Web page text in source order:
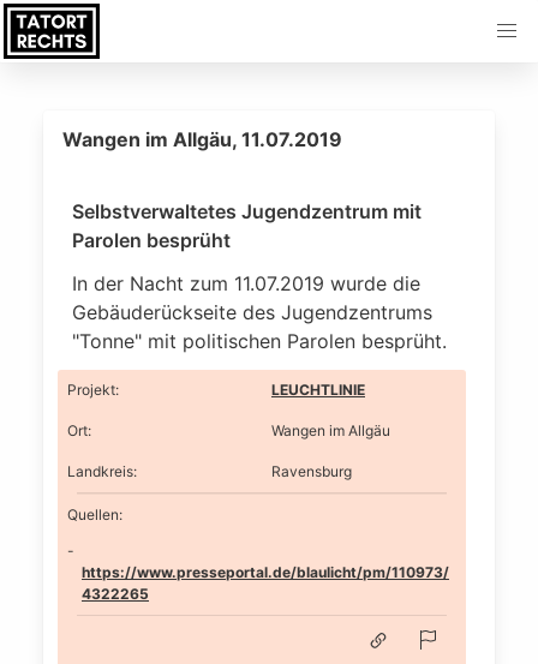
Wangen im Allgäu, 11.07.2019
Selbstverwaltetes Jugendzentrum mit
Parolen besprüht
In der Nacht zum 11.07.2019 wurde die
Gebäuderückseite des Jugendzentrums
"Tonne" mit politischen Parolen besprüht.
Projekt: LEUCHTLINIE
Ort: Wangen im Allgäu
Landkreis: Ravensburg
Quellen:
https://www.presseportal.de/blaulicht/pm/110973/
4322265